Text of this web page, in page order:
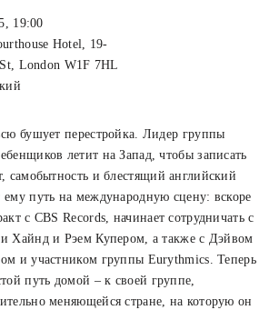
19:00
Hotel, 19-
London W1F 7HL
бушует перестройка. Лидер группы
летит на Запад, чтобы записать
самобытность и блестящий английский
путь на международную сцену: вскоре
с CBS Records, начинает сотрудничать с
Хайнд и Рэем Купером, а также с Дэйвом
и участником группы Eurythmics. Теперь
путь домой – к своей группе,
меняющейся стране, на которую он